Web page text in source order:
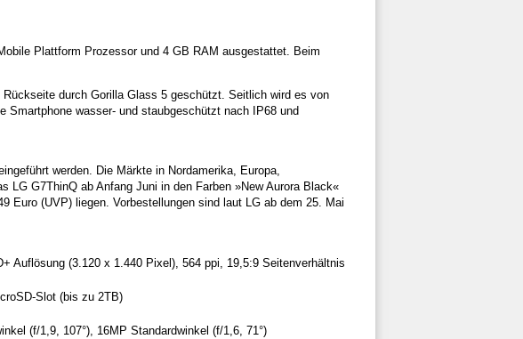
Plattform Prozessor und 4 GB RAM ausgestattet. Beim
durch Gorilla Glass 5 geschützt. Seitlich wird es von
Smartphone wasser- und staubgeschützt nach IP68 und
werden. Die Märkte in Nordamerika, Europa,
LG G7ThinQ ab Anfang Juni in den Farben »New Aurora Black«
Euro (UVP) liegen. Vorbestellungen sind laut LG ab dem 25. Mai
Auflösung (3.120 x 1.440 Pixel), 564 ppi, 19,5:9 Seitenverhältnis
Slot (bis zu 2TB)
(f/1,9, 107°), 16MP Standardwinkel (f/1,6, 71°)